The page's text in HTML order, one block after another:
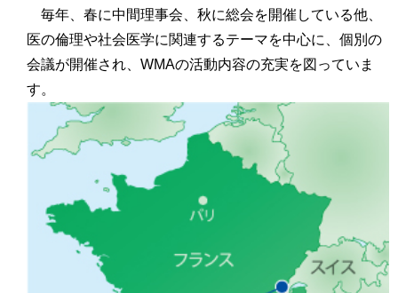
毎年、春に中間理事会、秋に総会を開催している他、
医の倫理や社会医学に関連するテーマを中心に、個別の
会議が開催され、WMAの活動内容の充実を図っていま
す。